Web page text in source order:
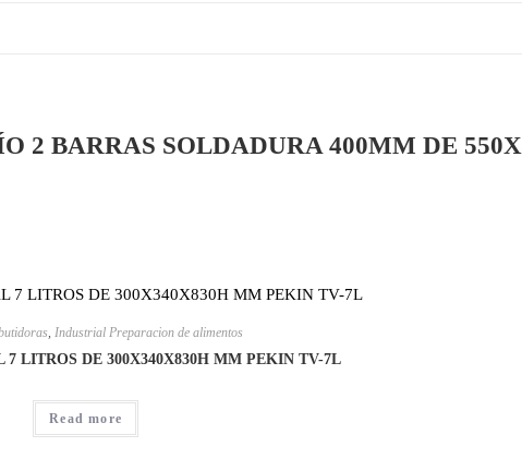
2 BARRAS SOLDADURA 400MM DE
, Industrial Preparacion de alimentos
LITROS DE 300X340X830H MM PEKIN TV-7L
Read more